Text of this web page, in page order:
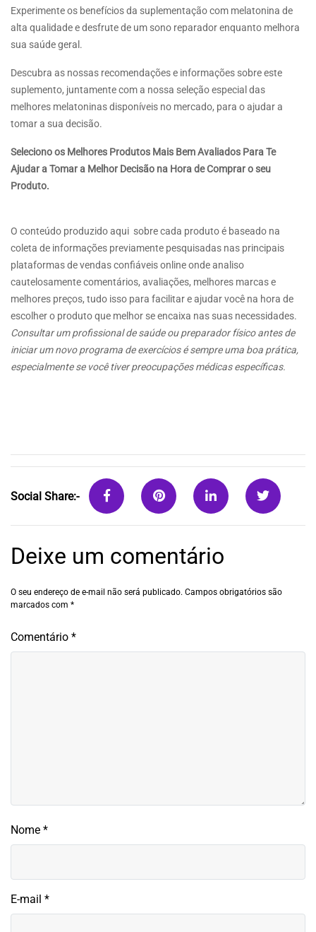
Experimente os benefícios da suplementação com melatonina de
alta qualidade e desfrute de um sono reparador enquanto melhora
sua saúde geral.
Descubra as nossas recomendações e informações sobre este
suplemento, juntamente com a nossa seleção especial das
melhores melatoninas disponíveis no mercado, para o ajudar a
tomar a sua decisão.
Seleciono os Melhores Produtos Mais Bem Avaliados Para Te
Ajudar a Tomar a Melhor Decisão na Hora de Comprar o seu
Produto.
O conteúdo produzido aqui sobre cada produto é baseado na
coleta de informações previamente pesquisadas nas principais
plataformas de vendas confiáveis online onde analiso
cautelosamente comentários, avaliações, melhores marcas e
melhores preços, tudo isso para facilitar e ajudar você na hora de
escolher o produto que melhor se encaixa nas suas necessidades.
Consultar um profissional de saúde ou preparador físico antes de
iniciar um novo programa de exercícios é sempre uma boa prática,
especialmente se você tiver preocupações médicas específicas.
Social Share:-
Deixe um comentário
O seu endereço de e-mail não será publicado. Campos obrigatórios são
marcados com *
Comentário *
Nome *
E-mail *